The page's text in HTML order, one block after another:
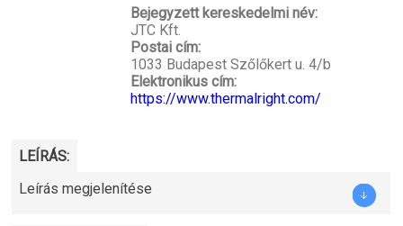
Bejegyzett kereskedelmi név:
JTC Kft.
Postai cím:
1033 Budapest Szőlőkert u. 4/b
Elektronikus cím:
https://www.thermalright.com/
LEÍRÁS:
Leírás megjelenítése